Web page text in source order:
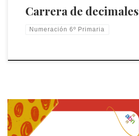
Carrera de decimales
Numeración 6º Primaria